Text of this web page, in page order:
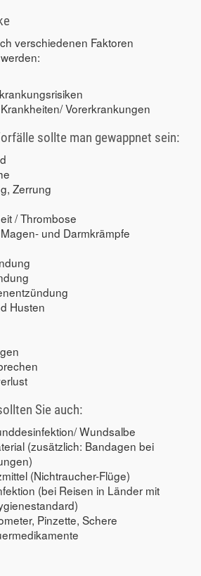
verschiedenen Faktoren
Vorerkrankungen
sollte man gewappnet sein:
Zerrung
/ Thrombose
und Darmkrämpfe
Husten
Sie auch:
Wundsalbe
(zusätzlich: Bandagen bei
(Nichtraucher-Flüge)
(bei Reisen in Länder mit
Pinzette, Schere